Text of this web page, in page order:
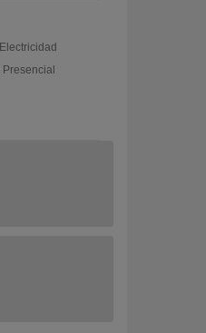
Electricidad
Presencial